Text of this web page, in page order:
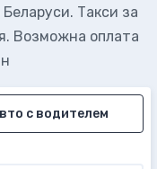
Такси за
Возможна оплата
с водителем